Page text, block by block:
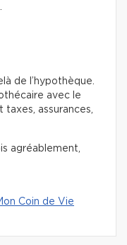
de l’hypothèque.
avec le
assurances,
agréablement,
Coin de Vie